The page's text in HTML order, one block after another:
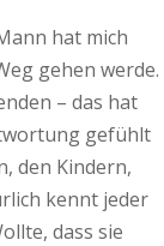
hat mich
gehen werde.
– das hat
gefühlt
den Kindern,
kennt jeder
dass sie